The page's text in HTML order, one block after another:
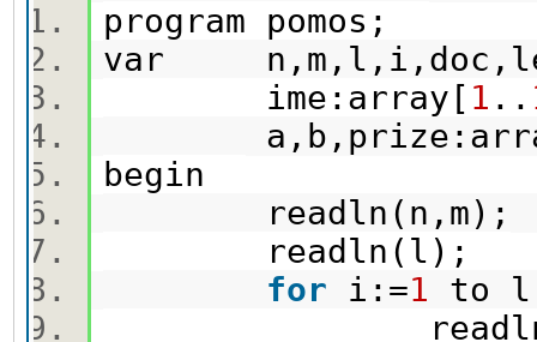
program pomos;
var
ime:array[ 1 ..
begin
readln(l);
for i:=1 to